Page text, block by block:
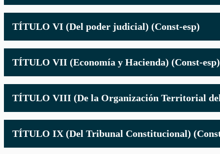
TÍTULO VI (Del poder judicial) (Const-esp)
TÍTULO VII (Economía y Hacienda) (Const-esp)
TÍTULO VIII (De la Organización Territorial del
TÍTULO IX (Del Tribunal Constitucional)